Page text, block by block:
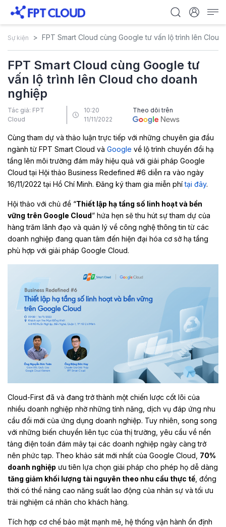
Sự kiện FPT Smart Cloud cùng Google tư vấn lộ trình lên
FPT Smart Cloud cùng Google tư
vấn lộ trình lên Cloud cho doanh
nghiệp
Tác giả: FPT
Cloud
10:20
11/11/2022
Theo dõi trên
Cùng tham dự và thảo luận trực tiếp với những chuyên gia đầu
ngành từ FPT Smart Cloud và Google về lộ trình chuyển đổi hạ
tầng lên môi trường đám mây hiệu quả với giải pháp Google
Cloud tại Hội thảo Business Redefined #6 diễn ra vào ngày
16/11/2022 tại Hồ Chí Minh. Đăng ký tham gia miễn phítại đây.
Hội thảo với chủ đề “Thiết lập hạ tầng số linh hoạt và bền
vững trên Google Cloud” hứa hẹn sẽ thu hút sự tham dự của
hàng trăm lãnh đạo và quản lý về công nghệ thông tin từ các
doanh nghiệp đang quan tâm đến hiện đại hóa cơ sở hạ tầng
phù hợp với giải pháp Google Cloud.
Cloud-First đã và đang trở thành một chiến lược cốt lõi của
nhiều doanh nghiệp nhờ những tính năng, dịch vụ đáp ứng nhu
cầu đổi mới của ứng dụng doanh nghiệp. Tuy nhiên, song song
với những biến chuyển liên tục của thị trường, yêu cầu về nền
tảng điện toán đám mây tại các doanh nghiệp ngày càng trở
nên phức tạp. Theo khảo sát mới nhất của Google Cloud, 70%
doanh nghiệp ưu tiên lựa chọn giải pháp cho phép họ dễ dàng
tăng giảm khối lượng tài nguyên theo nhu cầu thực tế , đồng
thời có thể nâng cao năng suất lao động của nhân sự và tối ưu
trải nghiệm cá nhân cho khách hàng.
Tích hợp cơ chế bảo mật mạnh mẽ, hệ thống vận hành ổn định